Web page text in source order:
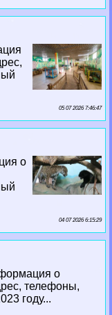
05 07 2026 7:46:47
о
04 07 2026 6:15:29
о
телефоны,
году...